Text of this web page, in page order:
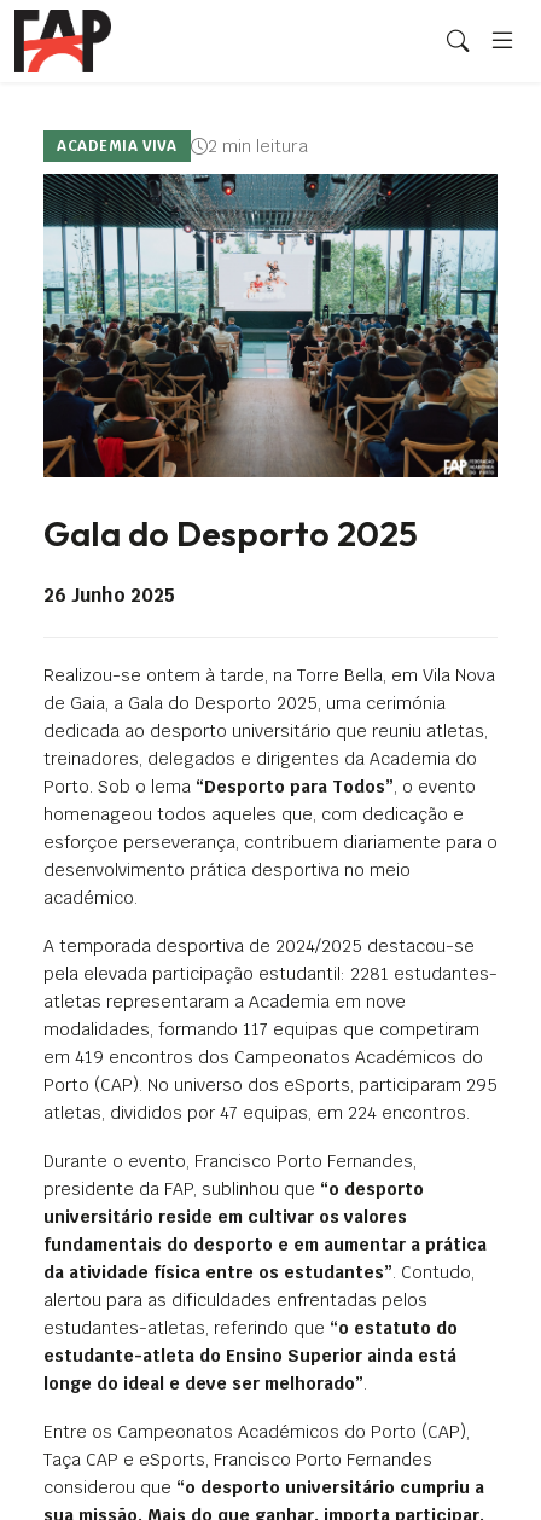
ACADEMIA VIVA 2 min leitura
Gala do Desporto 2025
26 Junho 2025
Realizou-se ontem à tarde, na Torre Bella, em Vila Nova
de Gaia, a Gala do Desporto 2025, uma cerimónia
dedicada ao desporto universitário que reuniu atletas,
treinadores, delegados e dirigentes da Academia do
Porto. Sob o lema “Desporto para Todos”, o evento
homenageou todos aqueles que, com dedicação e
esforçoe perseverança, contribuem diariamente para o
desenvolvimento prática desportiva no meio
académico.
A temporada desportiva de 2024/2025 destacou-se
pela elevada participação estudantil: 2281 estudantes-
atletas representaram a Academia em nove
modalidades, formando 117 equipas que competiram
em 419 encontros dos Campeonatos Académicos do
Porto (CAP). No universo dos eSports, participaram 295
atletas, divididos por 47 equipas, em 224 encontros.
Durante o evento, Francisco Porto Fernandes,
presidente da FAP, sublinhou que “o desporto
universitário reside em cultivar os valores
fundamentais do desporto e em aumentar a prática
da atividade física entre os estudantes”. Contudo,
alertou para as dificuldades enfrentadas pelos
estudantes-atletas, referindo que “o estatuto do
estudante-atleta do Ensino Superior ainda está
longe do ideal e deve ser melhorado”.
Entre os Campeonatos Académicos do Porto (CAP),
Taça CAP e eSports, Francisco Porto Fernandes
considerou que “o desporto universitário cumpriu a
sua missão. Mais do que ganhar, importa participar,